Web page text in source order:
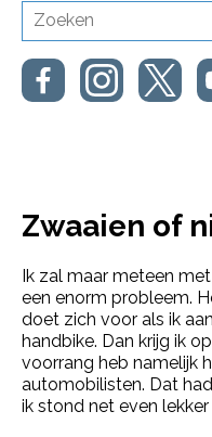
Zwaaien of
Ik zal maar meteen
een enorm probleem.
doet zich voor als ik
handbike. Dan krijg ik
voorrang heb namelijk
automobilisten. Dat
ik stond net even